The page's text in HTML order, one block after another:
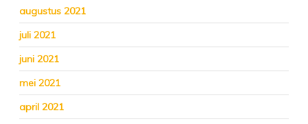
augustus 2021
juli 2021
juni 2021
mei 2021
april 2021